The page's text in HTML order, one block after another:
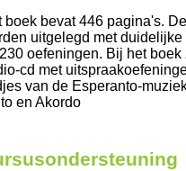
boek bevat 446 pagina's.
uitgelegd met
oefeningen. Bij het boek
cd met
van de Esperanto-
en Akordo